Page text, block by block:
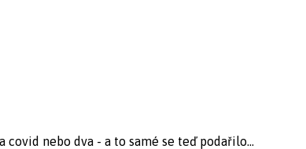
nebo dva - a to samé se teď podařilo...